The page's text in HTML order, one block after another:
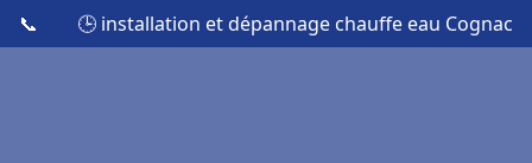
📞 🕒 installation et dépannage chauffe eau Cognac